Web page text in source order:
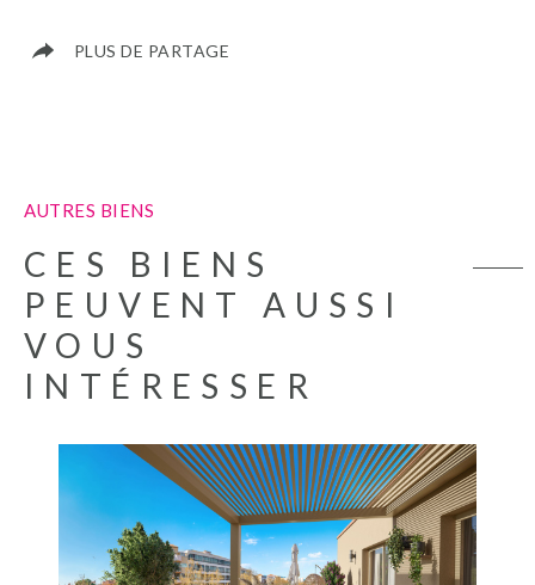
PLUS DE PARTAGE
AUTRES BIENS
CES BIENS
PEUVENT AUSSI
VOUS
INTÉRESSER
VOIR LE BIEN